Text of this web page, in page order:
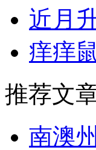
近月
痒痒
推荐文
南澳